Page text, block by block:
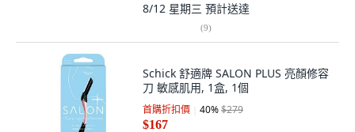
8/12 星期三 預計送達
(9)
Schick 舒適牌 SALON PLUS 亮顏修容
刀 敏感肌用, 1盒, 1個
首購折扣價 40%$279
$167